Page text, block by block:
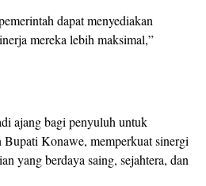
dapat menyediakan
mereka lebih maksimal,”
ajang bagi penyuluh untuk
Bupati Konawe, memperkuat sinergi
yang berdaya saing, sejahtera, dan